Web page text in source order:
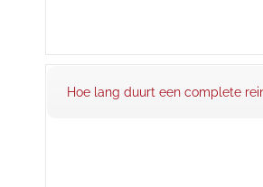
Hoe lang duurt een complete